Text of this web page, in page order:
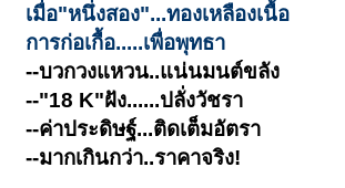
เมื่อ"หนึ่งสอง"...ทองเหลืองเนื้อ
การก่อเกื้อ.....เพื่อพุทธา
--บวกวงแหวน..แน่นมนต์ขลัง
--"18 K"ฝัง......ปลั่งวัชรา
--ค่าประดิษฐ์...ติดเต็มอัตรา
--มากเกินกว่า..ราคาจริง!